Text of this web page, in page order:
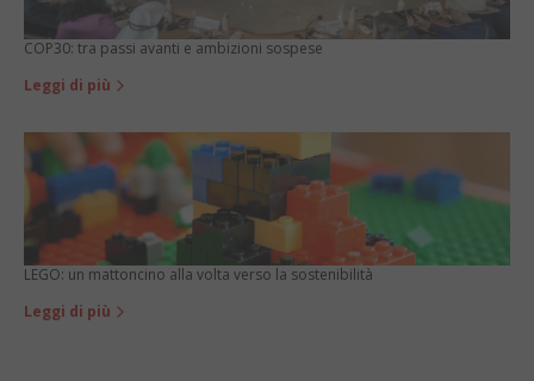
COP30: tra passi avanti e ambizioni sospese
Leggi di più
LEGO: un mattoncino alla volta verso la sostenibilità
Leggi di più